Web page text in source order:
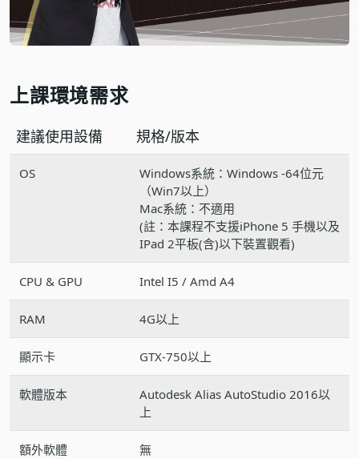
上課環境需求
建議使用設備 規格/版本
OS
Windows系統：Windows -64位元
（Win7以上）
Mac系統：不適用
(註：本課程不支援iPhone 5 手機以及
IPad 2平板(含)以下裝置觀看)
CPU & GPU Intel I5 / Amd A4
RAM 4G以上
顯示卡 GTX-750以上
軟體版本
Autodesk Alias AutoStudio 2016以
上
額外軟體 無